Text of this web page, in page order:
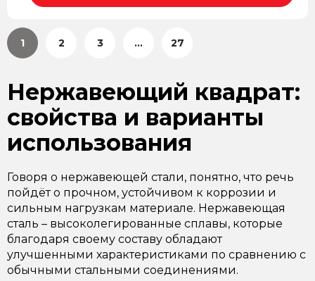
1 2 3 ... 27
Нержавеющий квадрат:
свойства и варианты
использования
Говоря о нержавеющей стали, понятно, что речь
пойдёт о прочном, устойчивом к коррозии и
сильным нагрузкам материале. Нержавеющая
сталь – высоколегированные сплавы, которые
благодаря своему составу обладают
улучшенными характеристиками по сравнению с
обычными стальными соединениями.